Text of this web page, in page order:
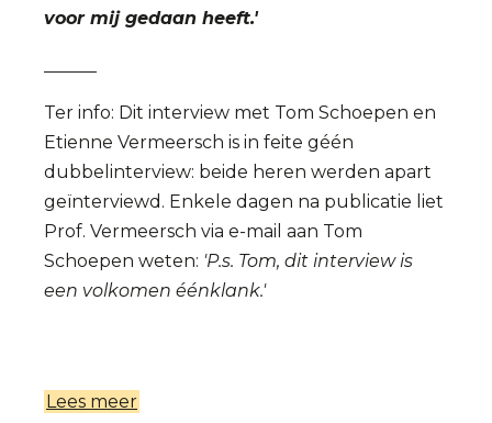
voor mij gedaan heeft.'
Ter info: Dit interview met Tom Schoepen en
Etienne Vermeersch is in feite géén
dubbelinterview: beide heren werden apart
geïnterviewd. Enkele dagen na publicatie liet
Prof. Vermeersch via e-mail aan Tom
Schoepen weten: 'P.s. Tom, dit interview is
een volkomen éénklank.'
Lees meer